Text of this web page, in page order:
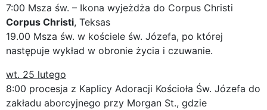
7:00 Msza św. – Ikona wyjeżdża do Corpus Christi
Corpus Christi, Teksas
19.00 Msza św. w kościele św. Józefa, po której
następuje wykład w obronie życia i czuwanie.
wt. 25 lutego
8:00 procesja z Kaplicy Adoracji Kościoła Św. Józefa do
zakładu aborcyjnego przy Morgan St., gdzie